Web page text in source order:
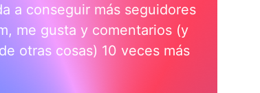
a conseguir más seguidores
me gusta y comentarios (y
otras cosas) 10 veces más